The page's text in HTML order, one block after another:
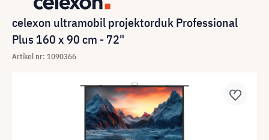
celexon ultramobil projektorduk Professional
Plus 160 x 90 cm - 72"
Artikel nr: 1090366